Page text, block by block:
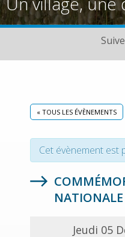
« TOUS LES ÉVÈNEMENTS
Cet évènement est
NATIONALE
Jeudi 05